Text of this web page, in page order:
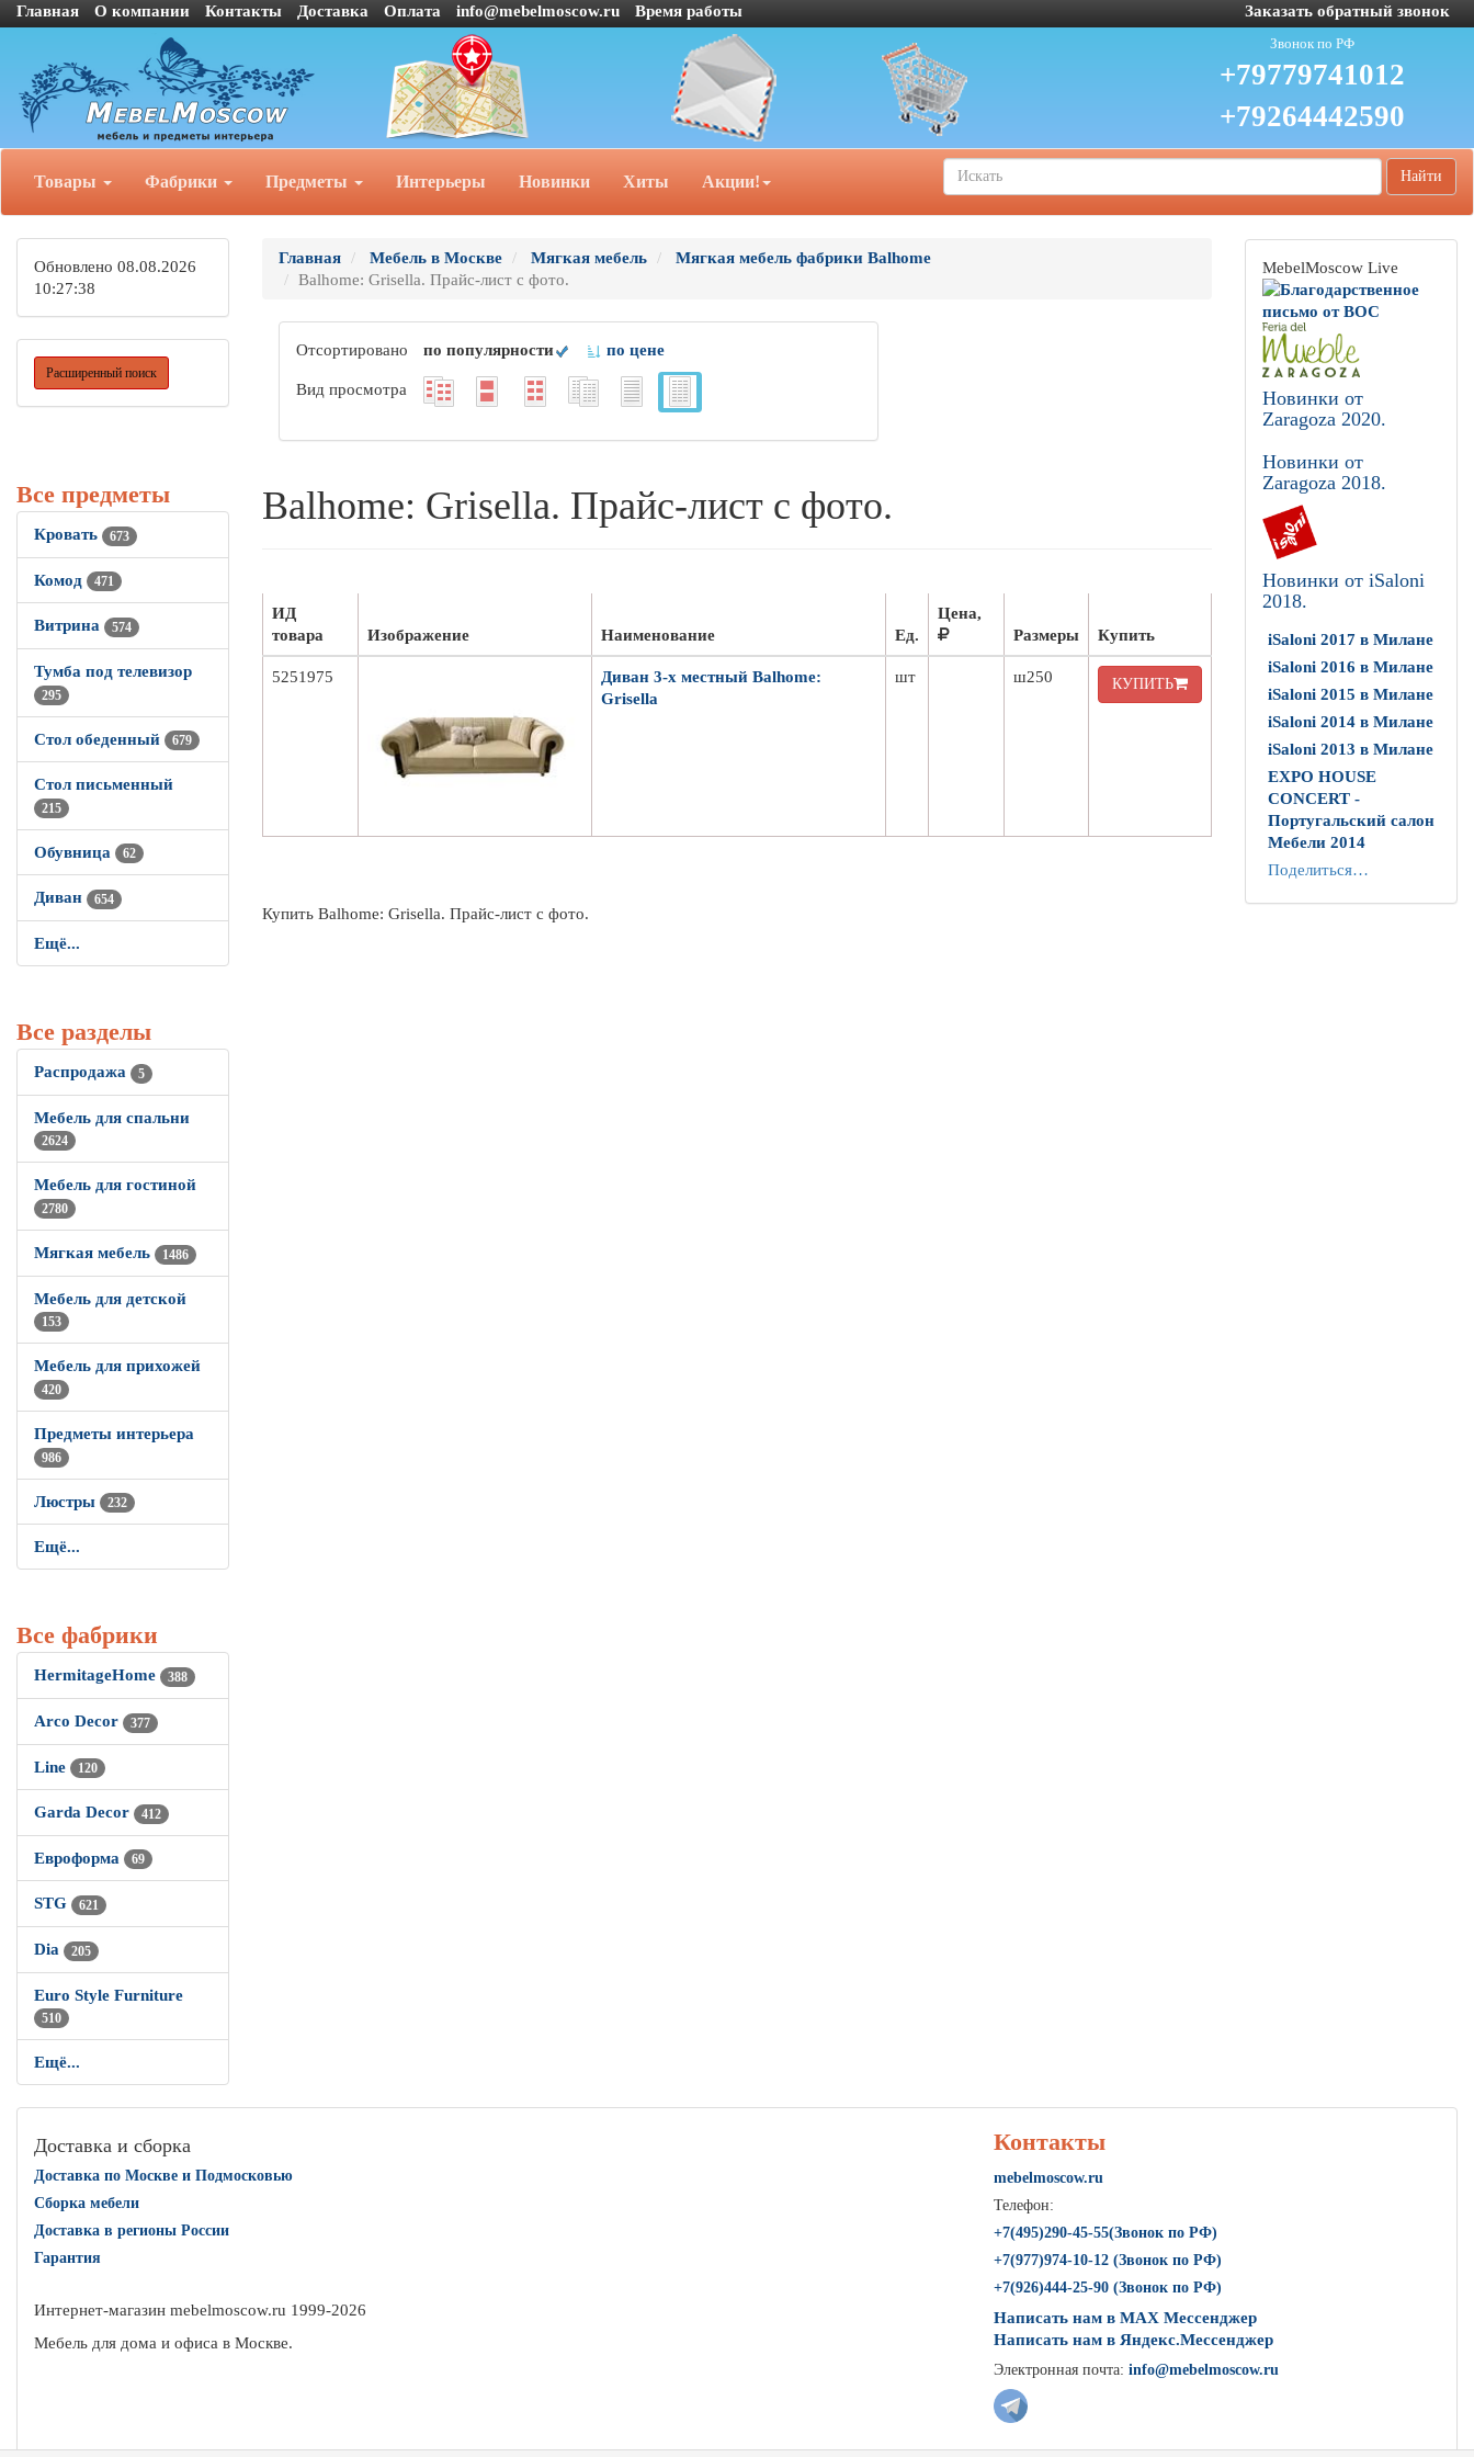
Главная О компании Контакты Доставка Оплата info@mebelmoscow.ru Время работы Заказать обратный звонок
Звонок по РФ
+79779741012
+79264442590
Товары Фабрики Предметы Интерьеры Новинки Хиты Акции! Найти
Обновлено 08.08.2026
10:27:38
Расширенный поиск
Все предметы
Кровать 673
Комод 471
Витрина 574
Тумба под телевизор
295
Стол обеденный 679
Стол письменный
215
Обувница 62
Диван 654
Ещё...
Все разделы
Распродажа 5
Мебель для спальни
2624
Мебель для гостиной
2780
Мягкая мебель 1486
Мебель для детской
153
Мебель для прихожей
420
Предметы интерьера
986
Люстры 232
Ещё...
Все фабрики
HermitageHome 388
Arco Decor 377
Line 120
Garda Decor 412
Евроформа 69
STG 621
Dia 205
Euro Style Furniture
510
Ещё...
Главная Мебель в Москве Мягкая мебель
Мягкая мебель фабрики Balhome
Balhome: Grisella. Прайс-лист с фото.
Отсортировано по популярности по цене
Вид просмотра
Balhome: Grisella. Прайс-лист с фото.
ИД
товара
Изображение Наименование Ед.
Цена,
Размеры
Купить
5251975
Диван 3-х местный Balhome:
Grisella
шт ш250 КУПИТЬ
Купить Balhome: Grisella. Прайс-лист с фото.
MebelMoscow Live
Новинки от
Zaragoza 2020.
Новинки от
Zaragoza 2018.
Новинки от iSaloni
2018.
iSaloni 2017 в Милане
iSaloni 2016 в Милане
iSaloni 2015 в Милане
iSaloni 2014 в Милане
iSaloni 2013 в Милане
EXPO HOUSE
CONCERT -
Португальский салон
Мебели 2014
Поделиться…
Доставка и сборка
Доставка по Москве и Подмосковью
Сборка мебели
Доставка в регионы России
Гарантия
Интернет-магазин mebelmoscow.ru 1999-2026
Мебель для дома и офиса в Москве.
Контакты
mebelmoscow.ru
Телефон:
+7(495)290-45-55(Звонок по РФ)
+7(977)974-10-12 (Звонок по РФ)
+7(926)444-25-90 (Звонок по РФ)
Написать нам в MAX Мессенджер
Написать нам в Яндекс.Мессенджер
Электронная почта: info@mebelmoscow.ru